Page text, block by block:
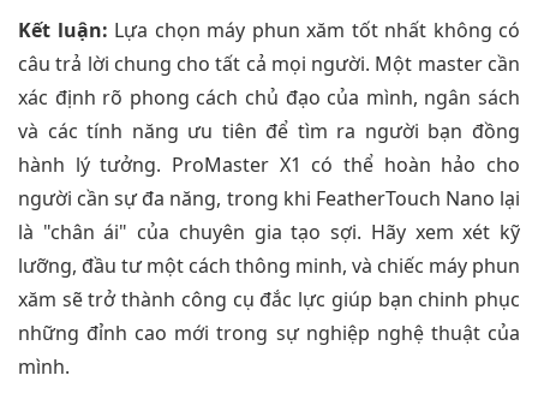
Kết luận: Lựa chọn máy phun xăm tốt nhất không có
câu trả lời chung cho tất cả mọi người. Một master cần
xác định rõ phong cách chủ đạo của mình, ngân sách
và các tính năng ưu tiên để tìm ra người bạn đồng
hành lý tưởng. ProMaster X1 có thể hoàn hảo cho
người cần sự đa năng, trong khi FeatherTouch Nano lại
là "chân ái" của chuyên gia tạo sợi. Hãy xem xét kỹ
lưỡng, đầu tư một cách thông minh, và chiếc máy phun
xăm sẽ trở thành công cụ đắc lực giúp bạn chinh phục
những đỉnh cao mới trong sự nghiệp nghệ thuật của
mình.